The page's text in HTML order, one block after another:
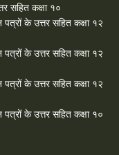
सहित कक्षा १०
के उत्तर सहित कक्षा १२
के उत्तर सहित कक्षा १२
के उत्तर सहित कक्षा १२
के उत्तर सहित कक्षा १०